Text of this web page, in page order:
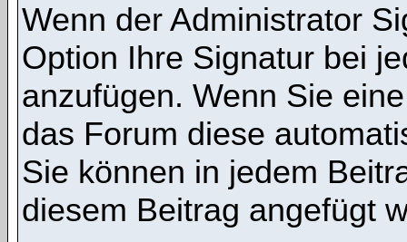
Wenn der Administrator
Option Ihre Signatur bei
anzufügen. Wenn Sie
das Forum diese
Sie können in jedem
diesem Beitrag angefügt